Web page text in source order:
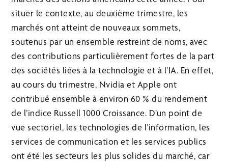
situer le contexte, au deuxième trimestre, les
marchés ont atteint de nouveaux sommets,
soutenus par un ensemble restreint de noms, avec
des contributions particulièrement fortes de la part
des sociétés liées à la technologie et à l’IA. En effet,
au cours du trimestre, Nvidia et Apple ont
contribué ensemble à environ 60 % du rendement
de l’indice Russell 1000 Croissance. D’un point de
vue sectoriel, les technologies de l’information, les
services de communication et les services publics
ont été les secteurs les plus solides du marché, car